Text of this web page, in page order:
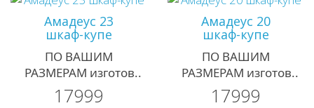
Амадеус 23
шкаф-купе
ПО ВАШИМ
РАЗМЕРАМ изготов..
17999
Амадеус 20
шкаф-купе
ПО ВАШИМ
РАЗМЕРАМ изготов..
17999